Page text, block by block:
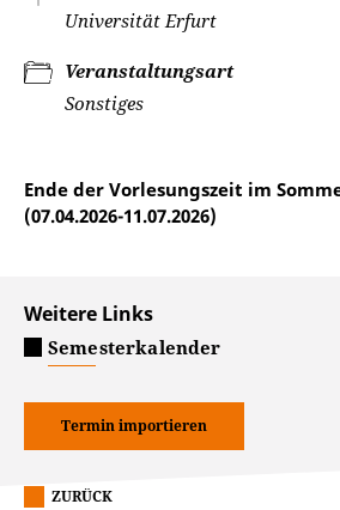
Universität Erfurt
Veranstaltungsart
Sonstiges
Ende der Vorlesungszeit im
(07.04.2026-11.07.2026)
Weitere Links
Semesterkalender
Termin importieren
ZURÜCK